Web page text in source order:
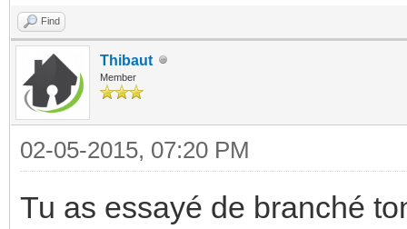
Find
Thibaut
Member
02-05-2015, 07:20 PM
Tu as essayé de branché